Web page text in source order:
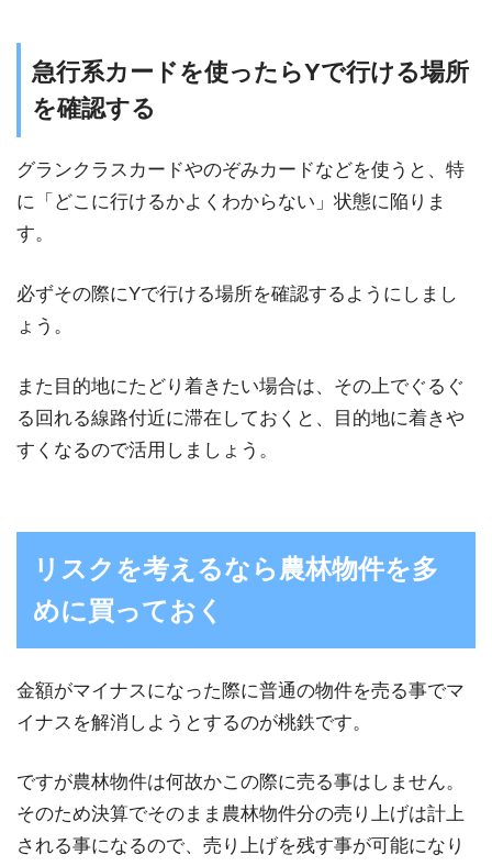
急行系カードを使ったらYで行ける場所
を確認する
グランクラスカードやのぞみカードなどを使うと、特
に「どこに行けるかよくわからない」状態に陥りま
す。
必ずその際にYで行ける場所を確認するようにしまし
ょう。
また目的地にたどり着きたい場合は、その上でぐるぐ
る回れる線路付近に滞在しておくと、目的地に着きや
すくなるので活用しましょう。
リスクを考えるなら農林物件を多
めに買っておく
金額がマイナスになった際に普通の物件を売る事でマ
イナスを解消しようとするのが桃鉄です。
ですが農林物件は何故かこの際に売る事はしません。
そのため決算でそのまま農林物件分の売り上げは計上
される事になるので、売り上げを残す事が可能になり